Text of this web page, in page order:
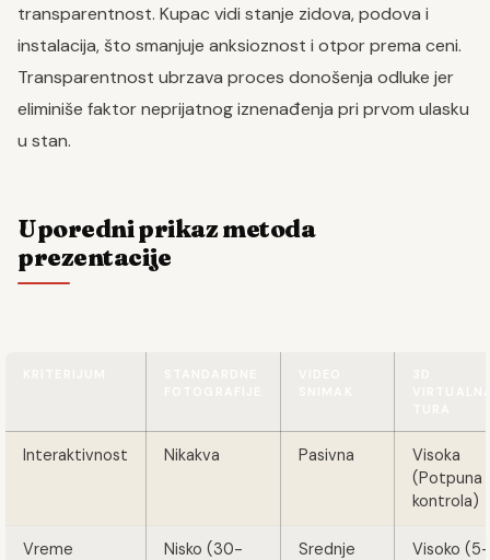
transparentnost. Kupac vidi stanje zidova, podova i
instalacija, što smanjuje anksioznost i otpor prema ceni.
Transparentnost ubrzava proces donošenja odluke jer
eliminiše faktor neprijatnog iznenađenja pri prvom ulasku
u stan.
Uporedni prikaz metoda
prezentacije
Interaktivnost Nikakva Pasivna
Visoka
(Potpuna
kontrola)
Vreme
Nisko (30-
Srednje
Visoko